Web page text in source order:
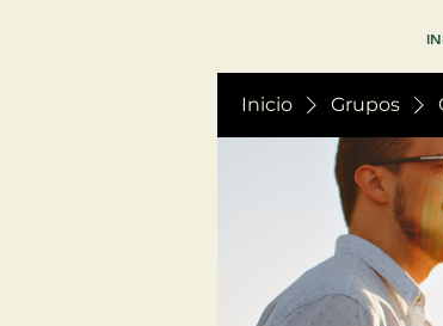
Inicio Grupos